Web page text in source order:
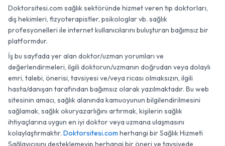
Doktorsitesi.com sağlık sektöründe hizmet veren tıp doktorları,
diş hekimleri, fizyoterapistler, psikologlar vb. sağlık
profesyonelleri ile internet kullanıcılarını buluşturan bağımsız bir
platformdur.
İş bu sayfada yer alan doktor/uzman yorumları ve
değerlendirmeleri, ilgili doktorun/uzmanın doğrudan veya dolaylı
emri, talebi, önerisi, tavsiyesi ve/veya ricası olmaksızın, ilgili
hasta/danışan tarafından bağımsız olarak yazılmaktadır. Bu web
sitesinin amacı, sağlık alanında kamuoyunun bilgilendirilmesini
sağlamak, sağlık okuryazarlığını artırmak, kişilerin sağlık
ihtiyaçlarına uygun en iyi doktor veya uzmana ulaşmasını
kolaylaştırmaktır. Doktorsitesi.com herhangi bir Sağlık Hizmeti
Sağlayıcısını desteklemeyip herhangi bir öneri ve tavsiyede